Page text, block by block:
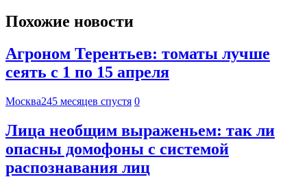
Похожие новости
Агроном Терентьев: томаты лучше
сеять с 1 по 15 апреля
Москва245 месяцев спустя 0
Лица необщим выраженьем: так ли
опасны домофоны с системой
распознавания лиц